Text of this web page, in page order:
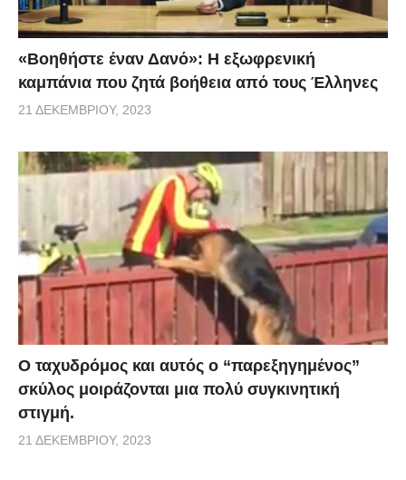
«Βοηθήστε έναν Δανό»: H εξωφρενική
καμπάνια που ζητά βοήθεια από τους Έλληνες
21 ΔΕΚΕΜΒΡΊΟΥ, 2023
Ο ταχυδρόμος και αυτός ο “παρεξηγημένος”
σκύλος μοιράζονται μια πολύ συγκινητική
στιγμή.
21 ΔΕΚΕΜΒΡΊΟΥ, 2023